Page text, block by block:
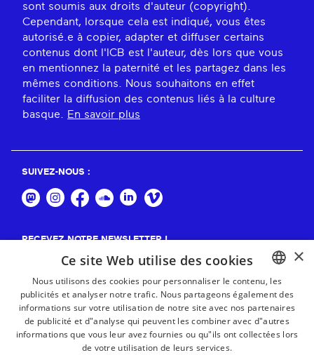
sont soumis aux droits d'auteur (copyright).
Cependant, lorsque cela est indiqué, vous êtes
autorisé.e à copier, adapter et diffuser certains
contenus dont l'ICB est l'auteur, dès lors que vous
en mentionnez la paternité et les partagez dans les
mêmes conditions. Nous souhaitons en effet
faciliter la diffusion des contenus liés à la culture
basque. En savoir plus
SUIVEZ-NOUS :
RECEVEZ NOTRE NEWSLETTER !
BASQUE
FRENCH
×
Ce site Web utilise des cookies
Nous utilisons des cookies pour personnaliser le contenu, les
publicités et analyser notre trafic. Nous partageons également des
informations sur votre utilisation de notre site avec nos partenaires
de publicité et d"analyse qui peuvent les combiner avec d"autres
informations que vous leur avez fournies ou qu"ils ont collectées lors
de votre utilisation de leurs services.